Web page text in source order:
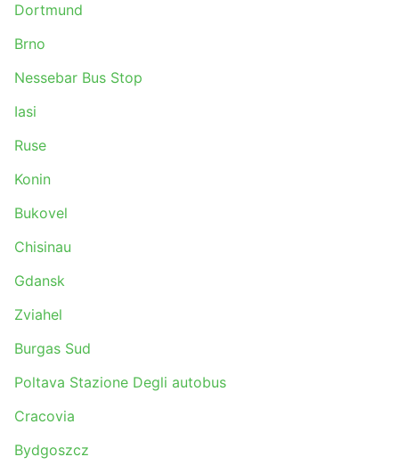
Dortmund
Brno
Nessebar Bus Stop
Iasi
Ruse
Konin
Bukovel
Chisinau
Gdansk
Zviahel
Burgas Sud
Poltava Stazione Degli autobus
Cracovia
Bydgoszcz